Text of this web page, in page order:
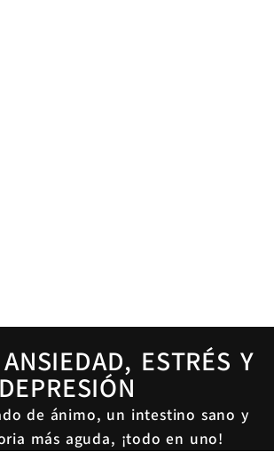
ESTRÉS Y
DEPRESIÓN
de ánimo, un intestino sano y
más aguda, ¡todo en uno!